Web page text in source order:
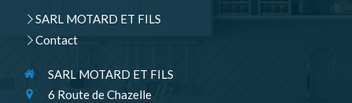
SARL MOTARD ET FILS
Contact
SARL MOTARD ET FILS
6 Route de Chazelle